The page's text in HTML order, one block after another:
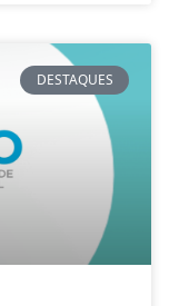
DESTAQUES